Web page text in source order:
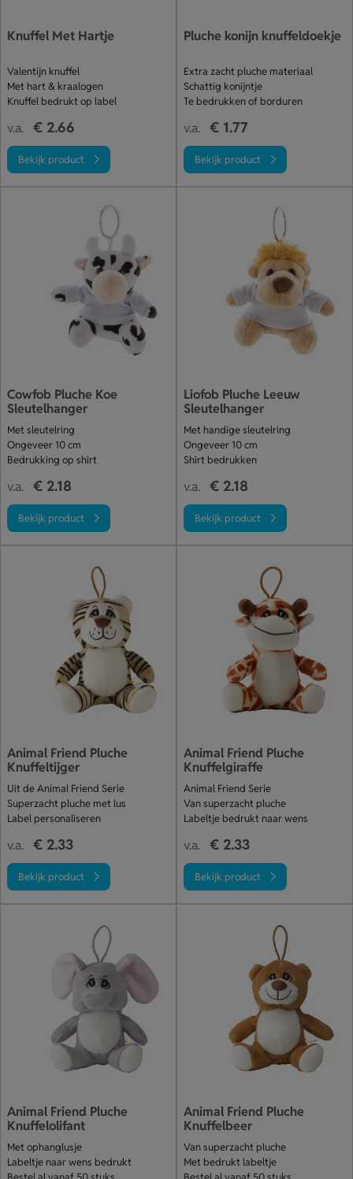
Knuffel Met Hartje
Valentijn knuffel
Met hart & kraalogen
Knuffel bedrukt op label
v.a. € 2.66
Bekijk product
Pluche konijn knuffeldoekje
Extra zacht pluche materiaal
Schattig konijntje
Te bedrukken of borduren
v.a. € 1.77
Bekijk product
Cowfob Pluche Koe
Sleutelhanger
Met sleutelring
Ongeveer 10 cm
Bedrukking op shirt
v.a. € 2.18
Bekijk product
Liofob Pluche Leeuw
Sleutelhanger
Met handige sleutelring
Ongeveer 10 cm
Shirt bedrukken
v.a. € 2.18
Bekijk product
Animal Friend Pluche
Knuffeltijger
Uit de Animal Friend Serie
Superzacht pluche met lus
Label personaliseren
v.a. € 2.33
Bekijk product
Animal Friend Pluche
Knuffelgiraffe
Animal Friend Serie
Van superzacht pluche
Labeltje bedrukt naar wens
v.a. € 2.33
Bekijk product
Animal Friend Pluche
Knuffelolifant
Met ophanglusje
Labeltje naar wens bedrukt
Animal Friend Pluche
Knuffelbeer
Van superzacht pluche
Met bedrukt labeltje